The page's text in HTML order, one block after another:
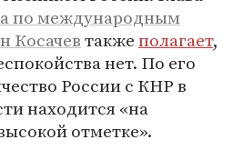
по международным
Косачевтакжеполагает,
нет. По его
России с КНР в
находится «на
отметке».